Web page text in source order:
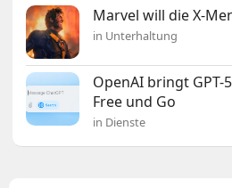
Marvel will die X-
in Unterhaltung
OpenAI bringt GPT-
Free und Go
in Dienste